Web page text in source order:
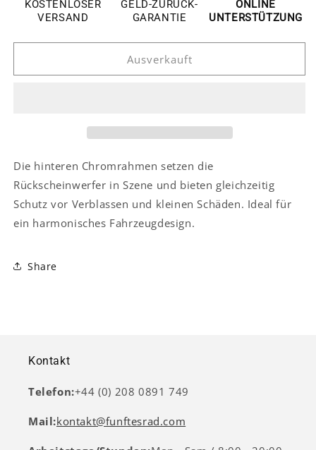
Kodiaq
Nebelscheinwerfer
Abdeckung
Kodiaq
Nebelscheinwerfer
Abdeckung
KOSTENLOSER
VERSAND
GELD-ZURÜCK-
GARANTIE
ONLINE
UNTERSTÜTZUNG
Ausverkauft
Die hinteren Chromrahmen setzen die
Rückscheinwerfer in Szene und bieten gleichzeitig
Schutz vor Verblassen und kleinen Schäden. Ideal für
ein harmonisches Fahrzeugdesign.
Share
Kontakt
Telefon:+44 (0) 208 0891 749
Mail:kontakt@funftesrad.com